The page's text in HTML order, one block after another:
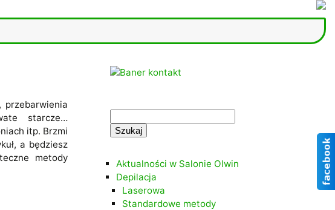
przebarwienia
starcze…
itp. Brzmi
a będziesz
metody
Aktualności w Salonie Olwin
Depilacja
Laserowa
Standardowe metody